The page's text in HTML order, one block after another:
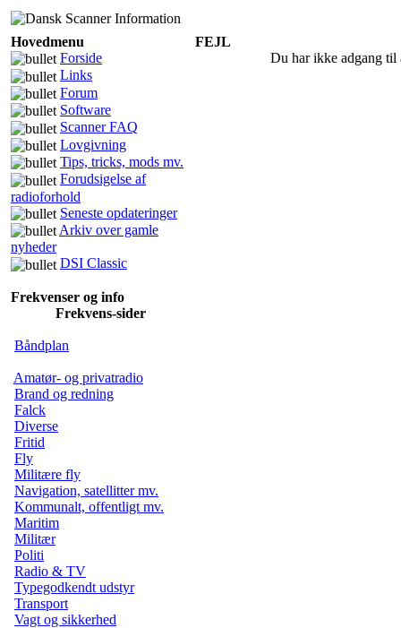
Hovedmenu
Forside
Links
Forum
Software
Scanner FAQ
Lovgivning
Tips, tricks, mods mv.
Forudsigelse af
radioforhold
Seneste opdateringer
Arkiv over gamle
nyheder
DSI Classic
Frekvenser og info
Frekvens-sider
Båndplan
Amatør- og privatradio
Brand og redning
Falck
Diverse
Fritid
Fly
Militære fly
Navigation, satellitter mv.
Kommunalt, offentligt mv.
Maritim
Militær
Politi
Radio & TV
Typegodkendt udstyr
Transport
Vagt og sikkerhed
FEJL
Du har ikke adgang til